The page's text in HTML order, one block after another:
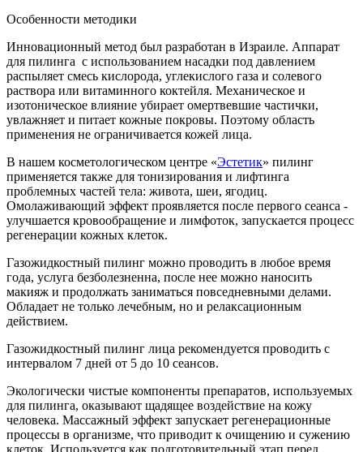
Особенности методики
Инновационный метод был разработан в Израиле. Аппарат
для пилинга с использованием насадки под давлением
распыляет смесь кислорода, углекислого газа и солевого
раствора или витаминного коктейля. Механическое и
изотоническое влияние убирает омертвевшие частички,
увлажняет и питает кожные покровы. Поэтому область
применения не ограничивается кожей лица.
В нашем косметологическом центре «Эстетик» пилинг
применяется также для тонизирования и лифтинга
проблемных частей тела: живота, шеи, ягодиц.
Омолаживающий эффект проявляется после первого сеанса -
улучшается кровообращение и лимфоток, запускается процесс
регенерации кожных клеток.
Газожидкостный пилинг можно проводить в любое время
года, услуга безболезненна, после нее можно наносить
макияж и продолжать заниматься повседневными делами.
Обладает не только лечебным, но и релаксационным
действием.
Газожидкостный пилинг лица рекомендуется проводить с
интервалом 7 дней от 5 до 10 сеансов.
Экологически чистые компоненты препаратов, используемых
для пилинга, оказывают щадящее воздействие на кожу
человека. Массажный эффект запускает регенерационные
процессы в организме, что приводит к очищению и сужению